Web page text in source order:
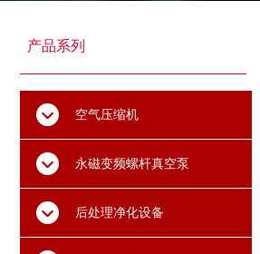
产品系列
空气压缩机
永磁变频螺杆真空泵
后处理净化设备